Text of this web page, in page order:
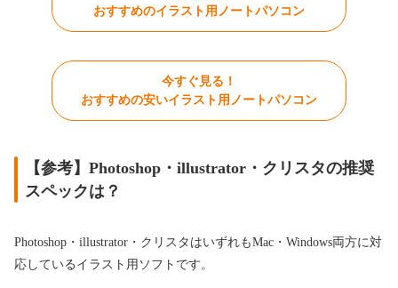
おすすめのイラスト用ノートパソコン
今すぐ見る！
おすすめの安いイラスト用ノートパソコン
【参考】Photoshop・illustrator・クリスタの推奨
スペックは？
Photoshop・illustrator・クリスタはいずれもMac・Windows両方に対
応しているイラスト用ソフトです。